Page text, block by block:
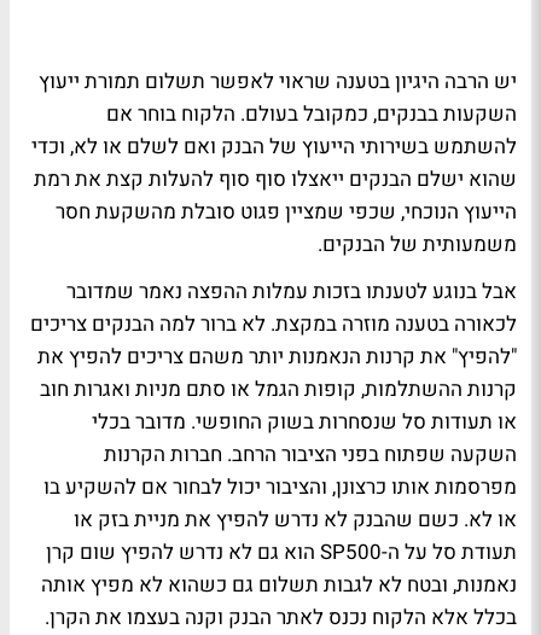
יש הרבה היגיון בטענה שראוי לאפשר תשלום תמורת ייעוץ
השקעות בבנקים, כמקובל בעולם. הלקוח בוחר אם
להשתמש בשירותי הייעוץ של הבנק ואם לשלם או לא, וכדי
שהוא ישלם הבנקים ייאצלו סוף סוף להעלות קצת את רמת
הייעוץ הנוכחי, שכפי שמציין פגוט סובלת מהשקעת חסר
משמעותית של הבנקים.
אבל בנוגע לטענתו בזכות עמלות ההפצה נאמר שמדובר
לכאורה בטענה מוזרה במקצת. לא ברור למה הבנקים צריכים
"להפיץ" את קרנות הנאמנות יותר משהם צריכים להפיץ את
קרנות ההשתלמות, קופות הגמל או סתם מניות ואגרות חוב
או תעודות סל שנסחרות בשוק החופשי. מדובר בכלי
השקעה שפתוח בפני הציבור הרחב. חברות הקרנות
מפרסמות אותו כרצונן, והציבור יכול לבחור אם להשקיע בו
או לא. כשם שהבנק לא נדרש להפיץ את מניית בזק או
תעודת סל על ה-SP500 הוא גם לא נדרש להפיץ שום קרן
נאמנות, ובטח לא לגבות תשלום גם כשהוא לא מפיץ אותה
בכלל אלא הלקוח נכנס לאתר הבנק וקנה בעצמו את הקרן.